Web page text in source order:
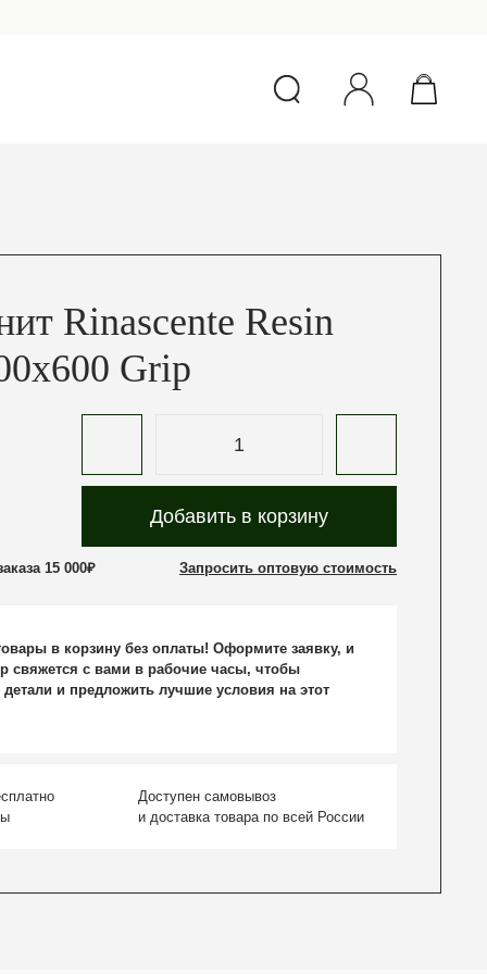
Rinascente Resin
Grip
Добавить в корзину
15 000₽ Запросить оптовую стоимость
в корзину без оплаты! Оформите заявку, и
свяжется с вами в рабочие часы, чтобы
детали и предложить лучшие условия на этот
Доступен самовывоз
и доставка товара по всей России